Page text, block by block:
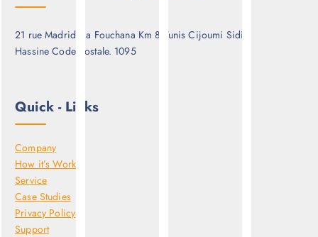
21 rue Madrid via Fouchana Km 8 Tunis Cijoumi Sidi
Hassine Code postale. 1095
Quick - Links
Company
How it’s Work
Service
Case Studies
Privacy Policy
Support